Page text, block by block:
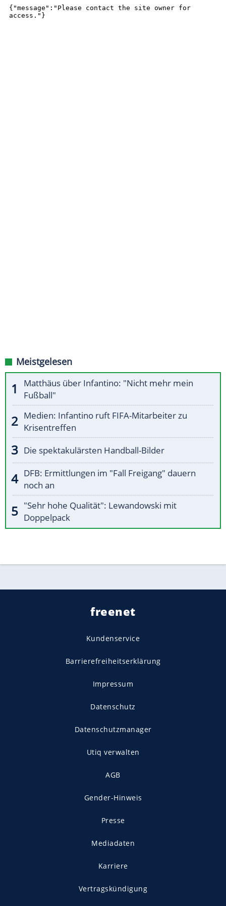
Meistgelesen
Matthäus über Infantino: "Nicht mehr mein
Fußball"
Medien: Infantino ruft FIFA-Mitarbeiter zu
Krisentreffen
Die spektakulärsten Handball-Bilder
DFB: Ermittlungen im "Fall Freigang" dauern
noch an
"Sehr hohe Qualität": Lewandowski mit
Doppelpack
freenet
Kundenservice
Barrierefreiheitserklärung
Impressum
Datenschutz
Datenschutzmanager
Utiq verwalten
AGB
Gender-Hinweis
Presse
Mediadaten
Karriere
Vertragskündigung